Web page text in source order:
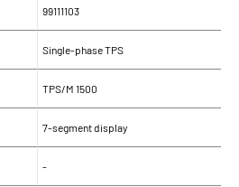
99111103
Single-phase TPS
TPS/M 1500
7-segment display
-